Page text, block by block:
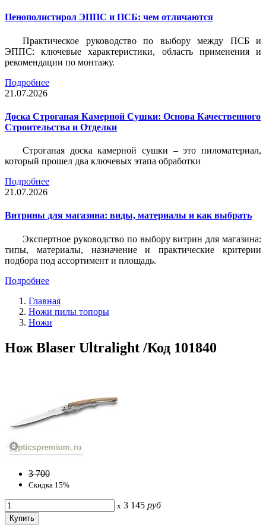
Пенополистирол ЭППС и ПСБ: чем отличаются
Практическое руководство по выбору между ПСБ и
ЭППС: ключевые характеристики, область применения и
рекомендации по монтажу.
Подробнее
21.07.2026
Доска Строганая Камерной Сушки: Основа Качественного
Строительства и Отделки
Строганая доска камерной сушки – это пиломатериал,
который прошел два ключевых этапа обработки
Подробнее
21.07.2026
Витрины для магазина: виды, материалы и как выбрать
Экспертное руководство по выбору витрин для магазина:
типы, материалы, назначение и практические критерии
подбора под ассортимент и площадь.
Подробнее
Главная
Ножи пилы топоры
Ножи
Нож Blaser Ultralight /Код 101840
3 700
Скидка 15%
x 3 145 руб